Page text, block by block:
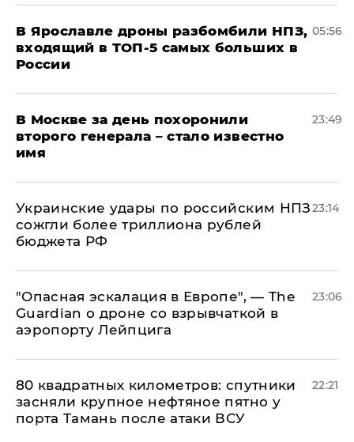
В Ярославле дроны разбомбили НПЗ,
входящий в ТОП-5 самых больших в
России
05:56
В Москве за день похоронили
второго генерала – стало известно
имя
23:49
Украинские удары по российским НПЗ
сожгли более триллиона рублей
бюджета РФ
23:14
"Опасная эскалация в Европе", — The
Guardian о дроне со взрывчаткой в
аэропорту Лейпцига
23:06
80 квадратных километров: спутники
засняли крупное нефтяное пятно у
порта Тамань после атаки ВСУ
22:21